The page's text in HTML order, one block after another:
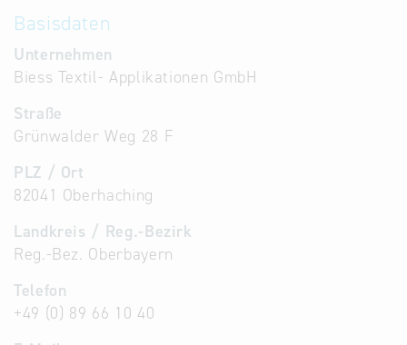
Basisdaten
Unternehmen
Biess Textil- Applikationen GmbH
Straße
Grünwalder Weg 28 F
PLZ / Ort
82041 Oberhaching
Landkreis / Reg.-Bezirk
Reg.-Bez. Oberbayern
Telefon
+49 (0) 89 66 10 40